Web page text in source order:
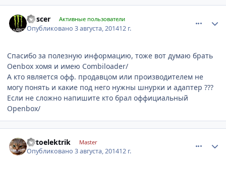
Doscer Активные пользователи
Опубликовано3 августа, 201412 г.
Спасибо за полезную информацию, тоже вот думаю брать
Oenbox хомя и имею Combiloader/
А кто является офф. продавцом или производителем не
могу понять и какие под него нужны шнурки и адаптер ???
Если не сложно напишите кто брал оффициальный
Openbox/
Avtoelektrik Master
Опубликовано3 августа, 201412 г.